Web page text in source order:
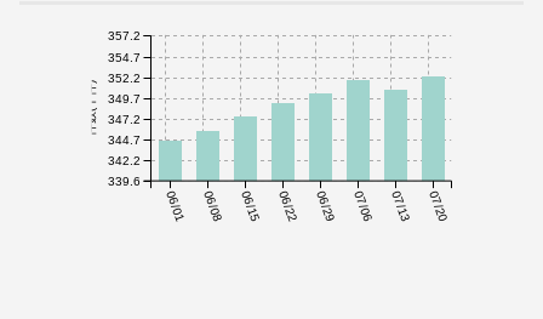
06/01 06/08 06/15 06/22 06/29 07/06 07/13 07/20
件数(千件)
339.6
342.2
344.7
347.2
349.7
352.2
354.7
357.2